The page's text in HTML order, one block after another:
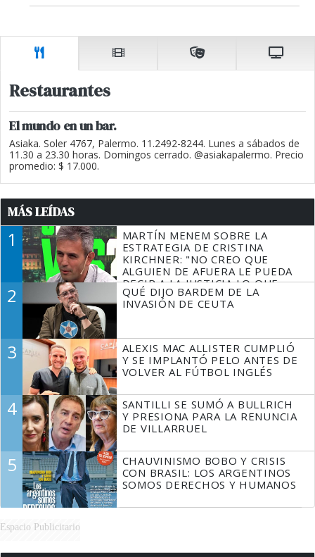
Restaurantes
El mundo en un bar.
Asiaka. Soler 4767, Palermo. 11.2492-8244. Lunes a sábados de
11.30 a 23.30 horas. Domingos cerrado. @asiakapalermo. Precio
promedio: $ 17.000.
MÁS LEÍDAS
1
MARTÍN MENEM SOBRE LA
ESTRATEGIA DE CRISTINA
KIRCHNER: "NO CREO QUE
ALGUIEN DE AFUERA LE PUEDA
DECIR A LA JUSTICIA LO QUE
TIENE QUE HACER"
2
QUÉ DIJO BARDEM DE LA
INVASIÓN DE CEUTA
3
ALEXIS MAC ALLISTER CUMPLIÓ
Y SE IMPLANTÓ PELO ANTES DE
VOLVER AL FÚTBOL INGLÉS
4
SANTILLI SE SUMÓ A BULLRICH
Y PRESIONA PARA LA RENUNCIA
DE VILLARRUEL
5
CHAUVINISMO BOBO Y CRISIS
CON BRASIL: LOS ARGENTINOS
SOMOS DERECHOS Y HUMANOS
Espacio Publicitario